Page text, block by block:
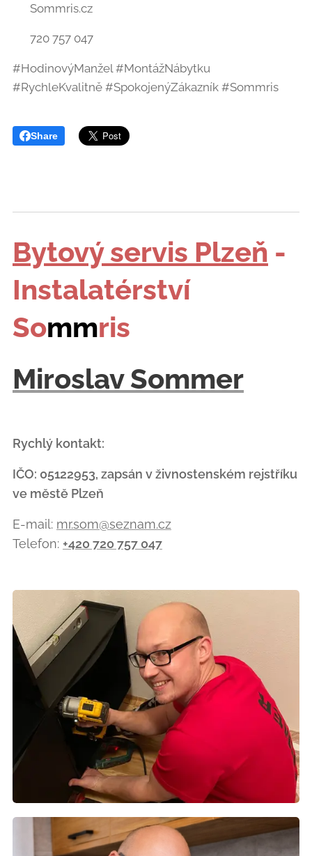
🌍 Sommris.cz
📞 720 757 047
#HodinovýManžel #MontážNábytku
#RychleKvalitně #SpokojenýZákazník #Sommris
Share
Bytový servis Plzeň -
Instalatérství
Sommris
Miroslav Sommer
Rychlý kontakt:
IČO: 05122953, zapsán v živnostenském rejstříku
ve městě Plzeň
E-mail: mr.som@seznam.cz
Telefon: +420 720 757 047